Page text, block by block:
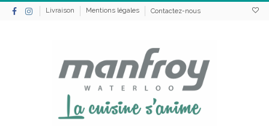
Livraison Mentions légales Contactez-nous